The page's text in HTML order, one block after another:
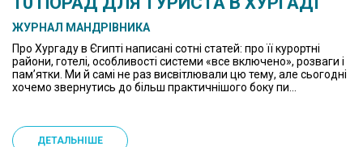
ЖУРНАЛ МАНДРІВНИКА
Про Хургаду в Єгипті написані сотні статей: про її курортні
райони, готелі, особливості системи «все включено», розваги і
пам’ятки. Ми й самі не раз висвітлювали цю тему, але сьогодні
хочемо звернутись до більш практичнішого боку пи...
ДЕТАЛЬНІШЕ